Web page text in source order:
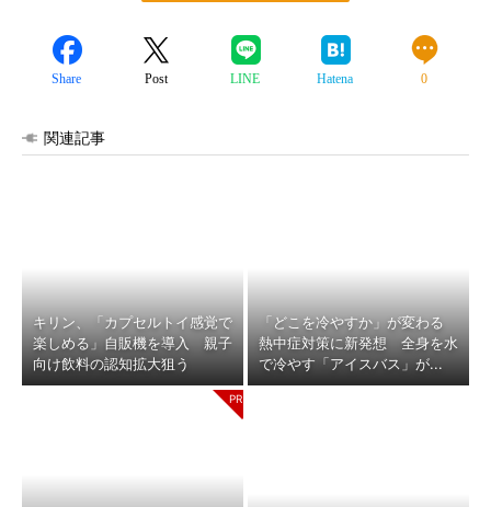
Share Post LINE Hatena 0
関連記事
キリン、「カプセルトイ感覚で
楽しめる」自販機を導入 親子
向け飲料の認知拡大狙う
「どこを冷やすか」が変わる
熱中症対策に新発想 全身を水
で冷やす「アイスバス」が...